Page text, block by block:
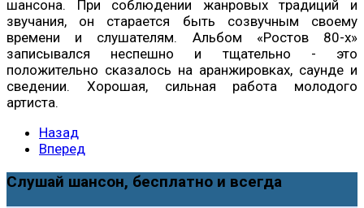
шансона. При соблюдении жанровых традиций и
звучания, он старается быть созвучным своему
времени и слушателям. Альбом «Ростов 80-х»
записывался неспешно и тщательно - это
положительно сказалось на аранжировках, саунде и
сведении. Хорошая, сильная работа молодого
артиста.
Назад
Вперед
Слушай шансон, бесплатно и всегда